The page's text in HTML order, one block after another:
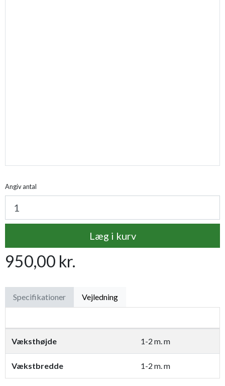
Angiv antal
Læg i kurv
950,00 kr.
Specifikationer Vejledning
Væksthøjde ​​​1-2 m. m
Vækstbredde ​​​1-2 m. m